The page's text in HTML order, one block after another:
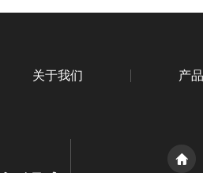
关于我们 产